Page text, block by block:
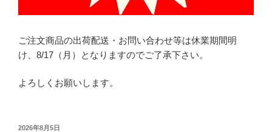
ご注文商品の出荷配送・お問い合わせ等は休業期間明
け、8/17（月）となりますのでご了承下さい。
よろしくお願いします。
投
2026年8月5日